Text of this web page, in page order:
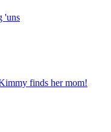
'uns
finds her mom!